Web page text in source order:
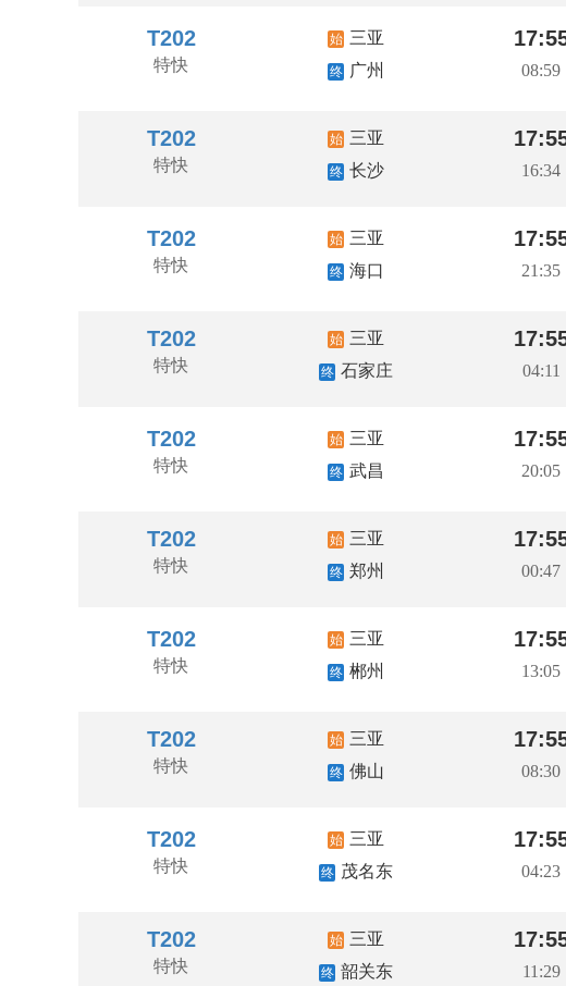
T202
特快
始 三亚
终 广州 08:59
T202
特快
始 三亚
终 长沙 16:34
T202
特快
始 三亚
终 海口 21:35
T202
特快
始 三亚
终 石家庄 04:11
T202
特快
始 三亚
终 武昌 20:05
T202
特快
始 三亚
终 郑州 00:47
T202
特快
始 三亚
终 郴州 13:05
T202
特快
始 三亚
终 佛山 08:30
T202
特快
始 三亚
终 茂名东 04:23
T202
特快
始 三亚
终 韶关东 11:29